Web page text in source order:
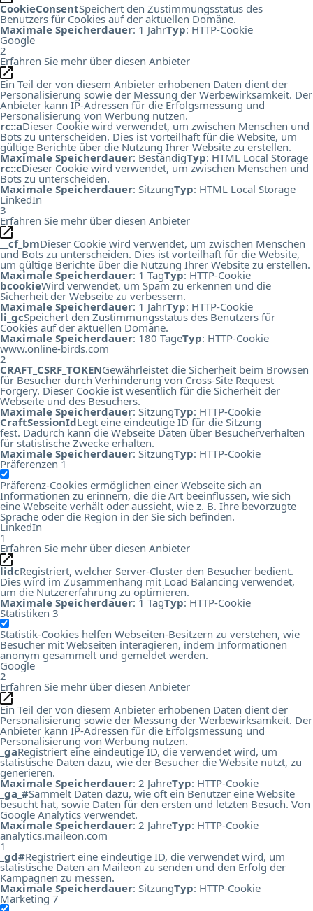
CookieConsentSpeichert den Zustimmungsstatus des
Benutzers für Cookies auf der aktuellen Domäne.
Maximale Speicherdauer: 1 JahrTyp: HTTP-Cookie
Google
2
Erfahren Sie mehr über diesen Anbieter
Ein Teil der von diesem Anbieter erhobenen Daten dient der
Personalisierung sowie der Messung der Werbewirksamkeit. Der
Anbieter kann IP-Adressen für die Erfolgsmessung und
Personalisierung von Werbung nutzen.
rc::aDieser Cookie wird verwendet, um zwischen Menschen und
Bots zu unterscheiden. Dies ist vorteilhaft für die Website, um
gültige Berichte über die Nutzung Ihrer Website zu erstellen.
Maximale Speicherdauer: BeständigTyp: HTML Local Storage
rc::cDieser Cookie wird verwendet, um zwischen Menschen und
Bots zu unterscheiden.
Maximale Speicherdauer: SitzungTyp: HTML Local Storage
LinkedIn
3
Erfahren Sie mehr über diesen Anbieter
__cf_bmDieser Cookie wird verwendet, um zwischen Menschen
und Bots zu unterscheiden. Dies ist vorteilhaft für die Website,
um gültige Berichte über die Nutzung Ihrer Website zu erstellen.
Maximale Speicherdauer: 1 TagTyp: HTTP-Cookie
bcookieWird verwendet, um Spam zu erkennen und die
Sicherheit der Webseite zu verbessern.
Maximale Speicherdauer: 1 JahrTyp: HTTP-Cookie
li_gcSpeichert den Zustimmungsstatus des Benutzers für
Cookies auf der aktuellen Domäne.
Maximale Speicherdauer: 180 TageTyp: HTTP-Cookie
www.online-birds.com
2
CRAFT_CSRF_TOKENGewährleistet die Sicherheit beim Browsen
für Besucher durch Verhinderung von Cross-Site Request
Forgery. Dieser Cookie ist wesentlich für die Sicherheit der
Webseite und des Besuchers.
Maximale Speicherdauer: SitzungTyp: HTTP-Cookie
CraftSessionIdLegt eine eindeutige ID für die Sitzung
fest. Dadurch kann die Webseite Daten über Besucherverhalten
für statistische Zwecke erhalten.
Maximale Speicherdauer: SitzungTyp: HTTP-Cookie
Präferenzen 1
Präferenz-Cookies ermöglichen einer Webseite sich an
Informationen zu erinnern, die die Art beeinflussen, wie sich
eine Webseite verhält oder aussieht, wie z. B. Ihre bevorzugte
Sprache oder die Region in der Sie sich befinden.
LinkedIn
1
Erfahren Sie mehr über diesen Anbieter
lidcRegistriert, welcher Server-Cluster den Besucher bedient.
Dies wird im Zusammenhang mit Load Balancing verwendet,
um die Nutzererfahrung zu optimieren.
Maximale Speicherdauer: 1 TagTyp: HTTP-Cookie
Statistiken 3
Statistik-Cookies helfen Webseiten-Besitzern zu verstehen, wie
Besucher mit Webseiten interagieren, indem Informationen
anonym gesammelt und gemeldet werden.
Google
2
Erfahren Sie mehr über diesen Anbieter
Ein Teil der von diesem Anbieter erhobenen Daten dient der
Personalisierung sowie der Messung der Werbewirksamkeit. Der
Anbieter kann IP-Adressen für die Erfolgsmessung und
Personalisierung von Werbung nutzen.
_gaRegistriert eine eindeutige ID, die verwendet wird, um
statistische Daten dazu, wie der Besucher die Website nutzt, zu
generieren.
Maximale Speicherdauer: 2 JahreTyp: HTTP-Cookie
_ga_#Sammelt Daten dazu, wie oft ein Benutzer eine Website
besucht hat, sowie Daten für den ersten und letzten Besuch. Von
Google Analytics verwendet.
Maximale Speicherdauer: 2 JahreTyp: HTTP-Cookie
analytics.maileon.com
1
_gd#Registriert eine eindeutige ID, die verwendet wird, um
statistische Daten an Maileon zu senden und den Erfolg der
Kampagnen zu messen.
Maximale Speicherdauer: SitzungTyp: HTTP-Cookie
Marketing 7